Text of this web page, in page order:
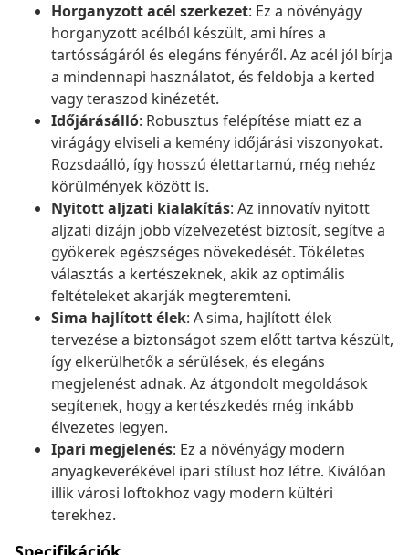
Horganyzott acél szerkezet: Ez a növényágy
horganyzott acélból készült, ami híres a
tartósságáról és elegáns fényéről. Az acél jól bírja
a mindennapi használatot, és feldobja a kerted
vagy teraszod kinézetét.
Időjárásálló: Robusztus felépítése miatt ez a
virágágy elviseli a kemény időjárási viszonyokat.
Rozsdaálló, így hosszú élettartamú, még nehéz
körülmények között is.
Nyitott aljzati kialakítás: Az innovatív nyitott
aljzati dizájn jobb vízelvezetést biztosít, segítve a
gyökerek egészséges növekedését. Tökéletes
választás a kertészeknek, akik az optimális
feltételeket akarják megteremteni.
Sima hajlított élek: A sima, hajlított élek
tervezése a biztonságot szem előtt tartva készült,
így elkerülhetők a sérülések, és elegáns
megjelenést adnak. Az átgondolt megoldások
segítenek, hogy a kertészkedés még inkább
élvezetes legyen.
Ipari megjelenés: Ez a növényágy modern
anyagkeverékével ipari stílust hoz létre. Kiválóan
illik városi loftokhoz vagy modern kültéri
terekhez.